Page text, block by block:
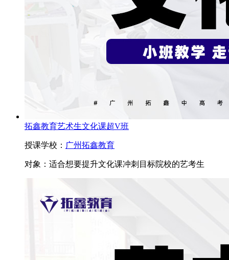
拓鑫教育艺术生文化课超V班
授课学校： 广州拓鑫教育
对象： 适合想要提升文化课冲刺目标院校的艺考生